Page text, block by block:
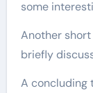
some
Another
briefly
A concluding